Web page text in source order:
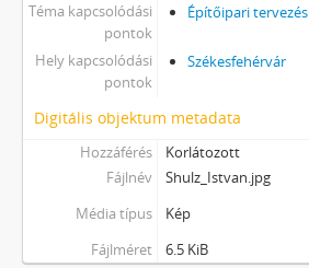
Téma kapcsolódási
pontok
Építőipari tervezés
Hely kapcsolódási
pontok
Székesfehérvár
Digitális objektum metadata
Hozzáférés
Korlátozott
Fájlnév
Shulz_Istvan.jpg
Média típus
Kép
Fájlméret
6.5 KiB